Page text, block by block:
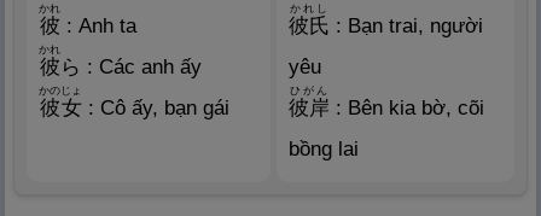
彼
Nghĩa: Bên kia, kẻ khác, đối
phương
かれ
: Anh ta
彼
Nghĩa: Bên kia, kẻ khác, đối
かれ
ら : Các anh ấy
彼女
かのじょ
: Cô ấy, bạn gái
彼氏
かれし
: Bạn trai, người
yêu
彼岸
ひがん
: Bên kia bờ, cõi
bồng lai